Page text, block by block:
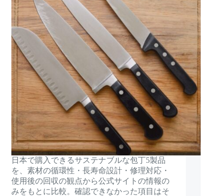
日本で購入できるサステナブルな包丁5製品
を、素材の循環性・長寿命設計・修理対応・
使用後の回収の観点から公式サイトの情報の
みをもとに比較。確認できなかった項目はそ